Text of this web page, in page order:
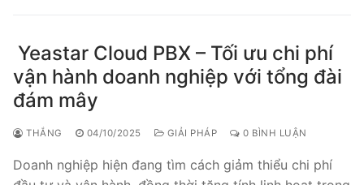
Yeastar Cloud PBX – Tối ưu chi phí
vận hành doanh nghiệp với tổng đài
đám mây
THẮNG 04/10/2025 GIẢI PHÁP 0 BÌNH LUẬN
Doanh nghiệp hiện đang tìm cách giảm thiểu chi phí